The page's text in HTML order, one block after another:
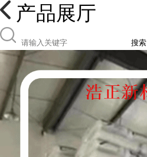
产品展厅
搜索